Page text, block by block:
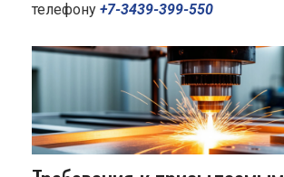
телефону +7-3439-399-550